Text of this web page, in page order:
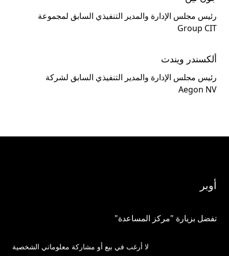
رئيس مجلس الإدارة والمدير التنفيذي السابق لمجموعة
Group CIT
ألكسندر ويندت
رئيس مجلس الإدارة والمدير التنفيذي السابق لشركة
Aegon NV
أوبر
تفضل بزيارة "مركز المساعدة"
لا أرغب في بيع أو مشاركة معلوماتي الشخصية